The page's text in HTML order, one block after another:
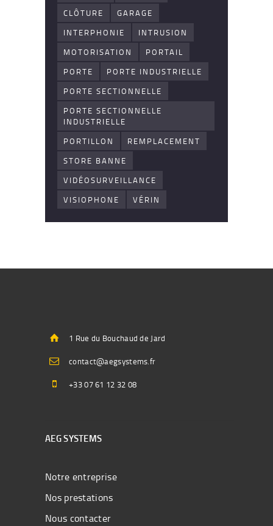
CLÔTURE
GARAGE
INTERPHONIE
INTRUSION
MOTORISATION
PORTAIL
PORTE
PORTE INDUSTRIELLE
PORTE SECTIONNELLE
PORTE SECTIONNELLE
INDUSTRIELLE
PORTILLON
REMPLACEMENT
STORE BANNE
VIDÉOSURVEILLANCE
VISIOPHONE
VÉRIN
1 Rue du Bouchaud de Jard
contact@aegsystems.fr
+33 07 61 12 32 08
AEG SYSTEMS
Notre entreprise
Nos prestations
Nous contacter